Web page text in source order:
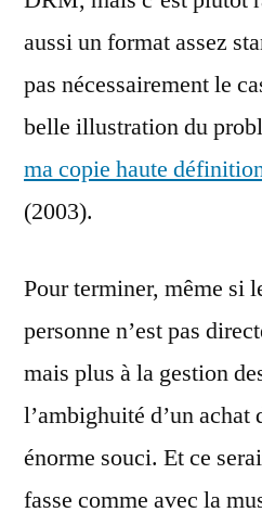
aussi un format assez
pas nécessairement le
belle illustration du
ma copie haute
(2003).
Pour terminer, même si
personne n’est pas
mais plus à la gestion
l’ambighuité d’un
énorme souci. Et ce
fasse comme avec la